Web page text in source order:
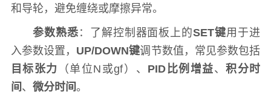
和导轮，避免缠绕或摩擦异常。
参数熟悉 ：了解控制器面板上的SET键用于进
入参数设置， UP/DOWN键调节数值，常见参数包括
目标张力
（单位N或gf）、 PID比例增益、积分时
间 、 微分时间。